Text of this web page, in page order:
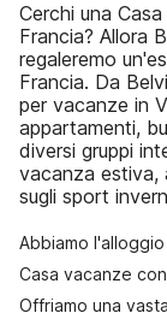
Cerchi una
Francia? Allora
regaleremo
Francia. Da
per vacanze in
appartamenti,
diversi gruppi
vacanza estiva,
sugli sport
Abbiamo
Casa vacanze
Offriamo una